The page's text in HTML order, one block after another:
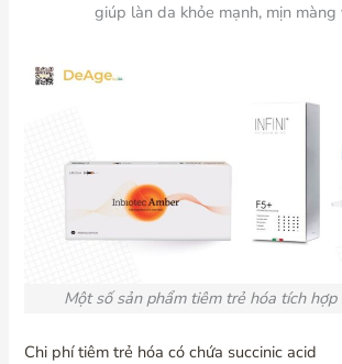
giúp làn da khỏe mạnh, mịn
Một số sản phẩm tiêm trẻ hóa tích hợp
Chi phí tiêm trẻ hóa có chứa succinic acid